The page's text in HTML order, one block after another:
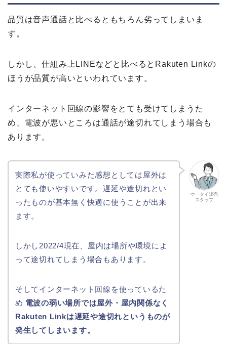
品質は音声通話と比べるともちろん劣ってしまいま
す。
しかし、仕組み上LINEなどと比べるとRakuten Linkの
ほうが品質が高いといわれています。
インターネット回線の影響をとても受けてしまうた
め、電波が悪いところは通話が途切れてしまう場合も
あります。
ケータイ販売
スタッフ
実際私が使っていみた感想としては屋外は
とても使いやすいです。遅延や途切れとい
ったものが基本無く快適に使うことが出来
ます。
しかし2022/4現在、屋内は場所や環境によ
って途切れてしまう場合もあります。
そしてインターネット回線を使っているた
め 電波の弱い場所では屋外・屋内関係なく
Rakuten Linkは遅延や途切れというものが
発生してしまいます。